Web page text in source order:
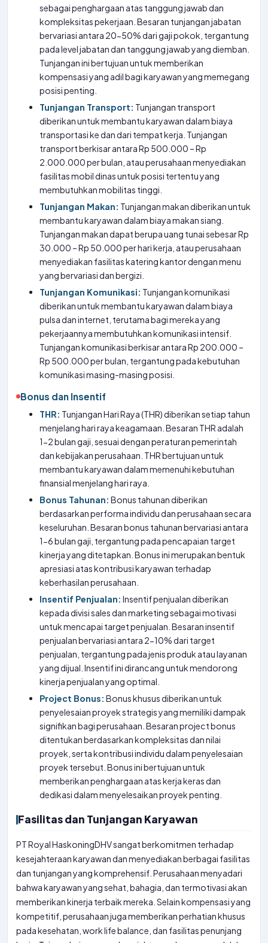
sebagai penghargaan atas tanggung jawab dan
kompleksitas pekerjaan. Besaran tunjangan jabatan
bervariasi antara 20-50% dari gaji pokok, tergantung
pada level jabatan dan tanggung jawab yang diemban.
Tunjangan ini bertujuan untuk memberikan
kompensasi yang adil bagi karyawan yang memegang
posisi penting.
Tunjangan Transport: Tunjangan transport
diberikan untuk membantu karyawan dalam biaya
transportasi ke dan dari tempat kerja. Tunjangan
transport berkisar antara Rp 500.000 – Rp
2.000.000 per bulan, atau perusahaan menyediakan
fasilitas mobil dinas untuk posisi tertentu yang
membutuhkan mobilitas tinggi.
Tunjangan Makan: Tunjangan makan diberikan untuk
membantu karyawan dalam biaya makan siang.
Tunjangan makan dapat berupa uang tunai sebesar Rp
30.000 – Rp 50.000 per hari kerja, atau perusahaan
menyediakan fasilitas katering kantor dengan menu
yang bervariasi dan bergizi.
Tunjangan Komunikasi: Tunjangan komunikasi
diberikan untuk membantu karyawan dalam biaya
pulsa dan internet, terutama bagi mereka yang
pekerjaannya membutuhkan komunikasi intensif.
Tunjangan komunikasi berkisar antara Rp 200.000 –
Rp 500.000 per bulan, tergantung pada kebutuhan
komunikasi masing-masing posisi.
Bonus dan Insentif
THR: Tunjangan Hari Raya (THR) diberikan setiap tahun
menjelang hari raya keagamaan. Besaran THR adalah
1-2 bulan gaji, sesuai dengan peraturan pemerintah
dan kebijakan perusahaan. THR bertujuan untuk
membantu karyawan dalam memenuhi kebutuhan
finansial menjelang hari raya.
Bonus Tahunan: Bonus tahunan diberikan
berdasarkan performa individu dan perusahaan secara
keseluruhan. Besaran bonus tahunan bervariasi antara
1-6 bulan gaji, tergantung pada pencapaian target
kinerja yang ditetapkan. Bonus ini merupakan bentuk
apresiasi atas kontribusi karyawan terhadap
keberhasilan perusahaan.
Insentif Penjualan: Insentif penjualan diberikan
kepada divisi sales dan marketing sebagai motivasi
untuk mencapai target penjualan. Besaran insentif
penjualan bervariasi antara 2-10% dari target
penjualan, tergantung pada jenis produk atau layanan
yang dijual. Insentif ini dirancang untuk mendorong
kinerja penjualan yang optimal.
Project Bonus: Bonus khusus diberikan untuk
penyelesaian proyek strategis yang memiliki dampak
signifikan bagi perusahaan. Besaran project bonus
ditentukan berdasarkan kompleksitas dan nilai
proyek, serta kontribusi individu dalam penyelesaian
proyek tersebut. Bonus ini bertujuan untuk
memberikan penghargaan atas kerja keras dan
dedikasi dalam menyelesaikan proyek penting.
Fasilitas dan Tunjangan Karyawan
PT Royal HaskoningDHV sangat berkomitmen terhadap
kesejahteraan karyawan dan menyediakan berbagai fasilitas
dan tunjangan yang komprehensif. Perusahaan menyadari
bahwa karyawan yang sehat, bahagia, dan termotivasi akan
memberikan kinerja terbaik mereka. Selain kompensasi yang
kompetitif, perusahaan juga memberikan perhatian khusus
pada kesehatan, work life balance, dan fasilitas penunjang